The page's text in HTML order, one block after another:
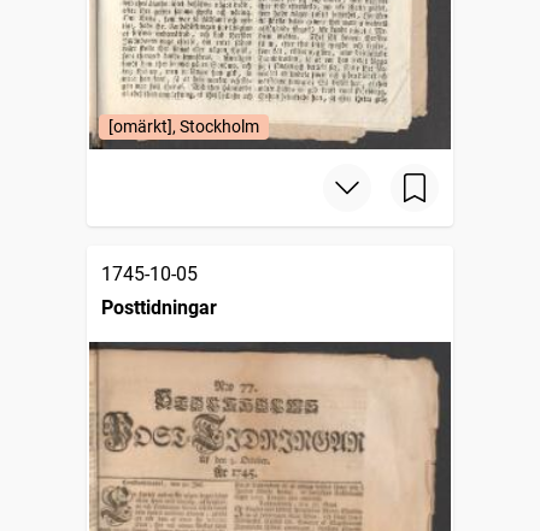
[omärkt], Stockholm
1745-10-05
Posttidningar